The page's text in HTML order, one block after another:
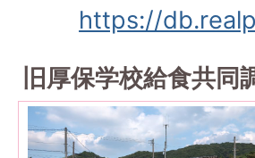
https://
旧厚保学校給食共同